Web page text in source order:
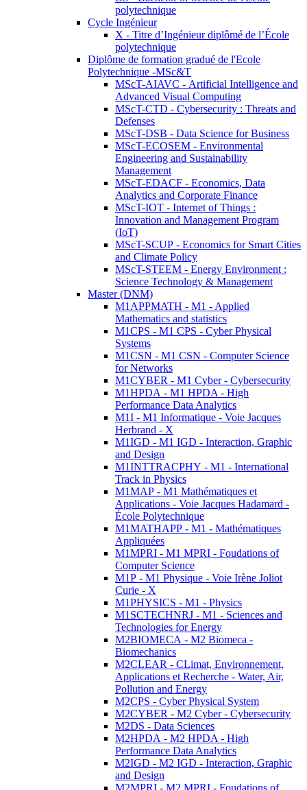
polytechnique
Cycle Ingénieur
X - Titre d’Ingénieur diplômé de l’École
polytechnique
Diplôme de formation gradué de l'Ecole
Polytechnique -MSc&T
MScT-AIAVC - Artificial Intelligence and
Advanced Visual Computing
MScT-CTD - Cybersecurity : Threats and
Defenses
MScT-DSB - Data Science for Business
MScT-ECOSEM - Environmental
Engineering and Sustainability
Management
MScT-EDACF - Economics, Data
Analytics and Corporate Finance
MScT-IOT - Internet of Things :
Innovation and Management Program
(IoT)
MScT-SCUP - Economics for Smart Cities
and Climate Policy
MScT-STEEM - Energy Environment :
Science Technology & Management
Master (DNM)
M1APPMATH - M1 - Applied
Mathematics and statistics
M1CPS - M1 CPS - Cyber Physical
Systems
M1CSN - M1 CSN - Computer Science
for Networks
M1CYBER - M1 Cyber - Cybersecurity
M1HPDA - M1 HPDA - High
Performance Data Analytics
M1I - M1 Informatique - Voie Jacques
Herbrand - X
M1IGD - M1 IGD - Interaction, Graphic
and Design
M1INTTRACPHY - M1 - International
Track in Physics
M1MAP - M1 Mathématiques et
Applications - Voie Jacques Hadamard -
École Polytechnique
M1MATHAPP - M1 - Mathématiques
Appliquées
M1MPRI - M1 MPRI - Foudations of
Computer Science
M1P - M1 Physique - Voie Irène Joliot
Curie - X
M1PHYSICS - M1 - Physics
M1SCTECHNRJ - M1 - Sciences and
Technologies for Energy
M2BIOMECA - M2 Biomeca -
Biomechanics
M2CLEAR - CLimat, Environnement,
Applications et Recherche - Water, Air,
Pollution and Energy
M2CPS - Cyber Physical System
M2CYBER - M2 Cyber - Cybersecurity
M2DS - Data Sciences
M2HPDA - M2 HPDA - High
Performance Data Analytics
M2IGD - M2 IGD - Interaction, Graphic
and Design
M2MPRI - M2 MPRI - Foudations of